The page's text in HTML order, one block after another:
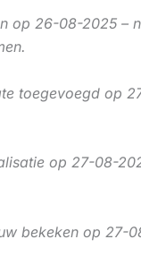
op 26-08-2025 –
toegevoegd op
op 27-08-
bekeken op 27-